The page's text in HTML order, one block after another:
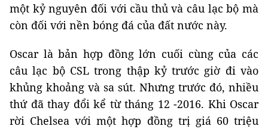
một kỷ nguyên đối với cầu thủ và câu lạc bộ mà
còn đối với nền bóng đá của đất nước này.
Oscar là bản hợp đồng lớn cuối cùng của các
câu lạc bộ CSL trong thập kỷ trước giờ đi vào
khủng khoảng và sa sút. Nhưng trước đó, nhiều
thứ đã thay đổi kể từ tháng 12 -2016. Khi Oscar
rời Chelsea với một hợp đồng trị giá 60 triệu